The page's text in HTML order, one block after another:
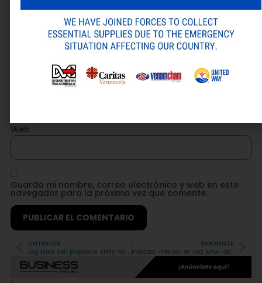
*
Correo electrónico
Web
Guarda mi nombre, correo electrónico y web en este
navegador para la próxima vez que comente.
Alternative:
ANTERIOR
Logística con propósito: Flety mide el impacto ambiental de cada uno de tus viajes
SIGUIENTE
Podcast «Pensar en Voz Alta» obtiene oro en los Hermes Creative Awards 2026